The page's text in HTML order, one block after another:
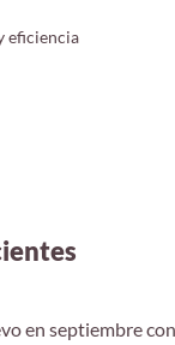
eficiencia
en septiembre